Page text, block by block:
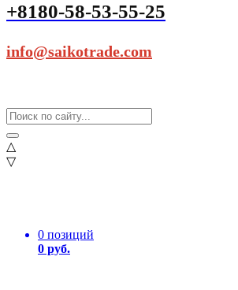
+8180-58-53-55-25
info@saikotrade.com
△
▽
0 позиций
0 руб.